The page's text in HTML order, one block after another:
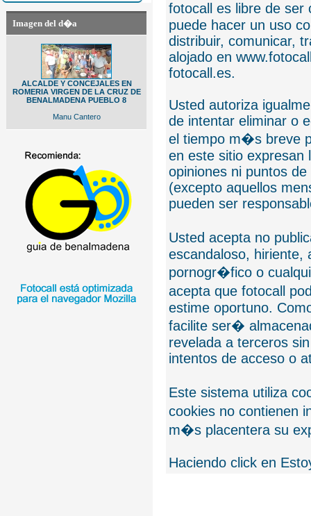
Imagen del d�a
ALCALDE Y CONCEJALES EN
ROMERIA VIRGEN DE LA CRUZ DE
BENALMADENA PUEBLO 8
Manu Cantero
fotocall es libre de
puede hacer un uso
distribuir, comunicar,
alojado en
fotocall.es.
Usted autoriza
de intentar eliminar o
el tiempo m�s breve
en este sitio expresan
opiniones ni puntos
(excepto aquellos
pueden ser
Usted acepta no
escandaloso, hiriente,
pornogr�fico o
acepta que fotocall
estime oportuno.
facilite ser�
revelada a terceros
intentos de acceso o
Este sistema utiliza
cookies no contienen
m�s placentera su
Haciendo click en